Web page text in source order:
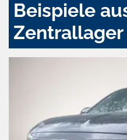
Beispiele
Zentrallager